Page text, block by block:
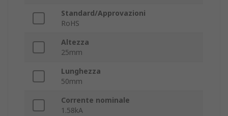
Standard/Approvazioni
RoHS
Altezza
25mm
Lunghezza
50mm
Corrente nominale
1.58kA